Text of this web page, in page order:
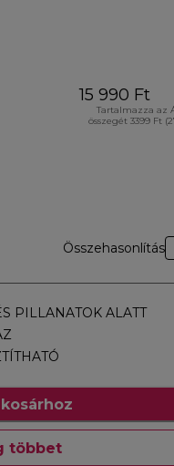
15 990 Ft
Tartalmazza az
összegét 3399 Ft
Összehasonlítás
PILLANATOK ALATT
többet